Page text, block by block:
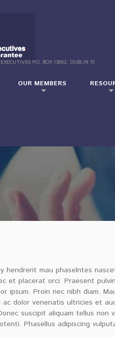
P.O. BOX 13862, DUBLIN 15
OUR MEMBERS
hendrerit mau phaselntes
et placerat orci. Praesent
ipsum. Proin nec nibh diam.
dolor venenatis ultricies et
suscipit aliquam tellus
Phasellus adipiscing